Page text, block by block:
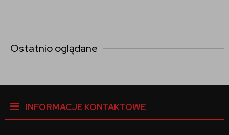
Ostatnio oglądane
INFORMACJE KONTAKTOWE